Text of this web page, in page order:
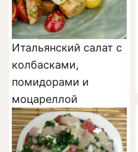
Итальянский салат с
колбасками,
помидорами и
моцареллой